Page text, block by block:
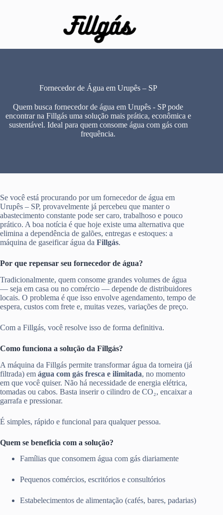
Fornecedor de Água em Urupês – SP
Quem busca fornecedor de água em Urupês - SP pode
encontrar na Fillgás uma solução mais prática, econômica e
sustentável. Ideal para quem consome água com gás com
frequência.
Se você está procurando por um fornecedor de água em
Urupês – SP, provavelmente já percebeu que manter o
abastecimento constante pode ser caro, trabalhoso e pouco
prático. A boa notícia é que hoje existe uma alternativa que
elimina a dependência de galões, entregas e estoques: a
máquina de gaseificar água da Fillgás.
Por que repensar seu fornecedor de água?
Tradicionalmente, quem consome grandes volumes de água
— seja em casa ou no comércio — depende de distribuidores
locais. O problema é que isso envolve agendamento, tempo de
espera, custos com frete e, muitas vezes, variações de preço.
Com a Fillgás, você resolve isso de forma definitiva.
Como funciona a solução da Fillgás?
A máquina da Fillgás permite transformar água da torneira (já
filtrada) em água com gás fresca e ilimitada, no momento
em que você quiser. Não há necessidade de energia elétrica,
tomadas ou cabos. Basta inserir o cilindro de CO₂, encaixar a
garrafa e pressionar.
É simples, rápido e funcional para qualquer pessoa.
Quem se beneficia com a solução?
Famílias que consomem água com gás diariamente
Pequenos comércios, escritórios e consultórios
Estabelecimentos de alimentação (cafés, bares, padarias)